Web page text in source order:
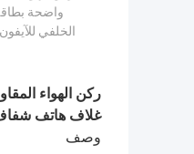
واضحة
غلاف هاتف
وصف